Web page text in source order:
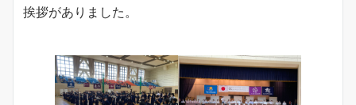
挨拶がありました。